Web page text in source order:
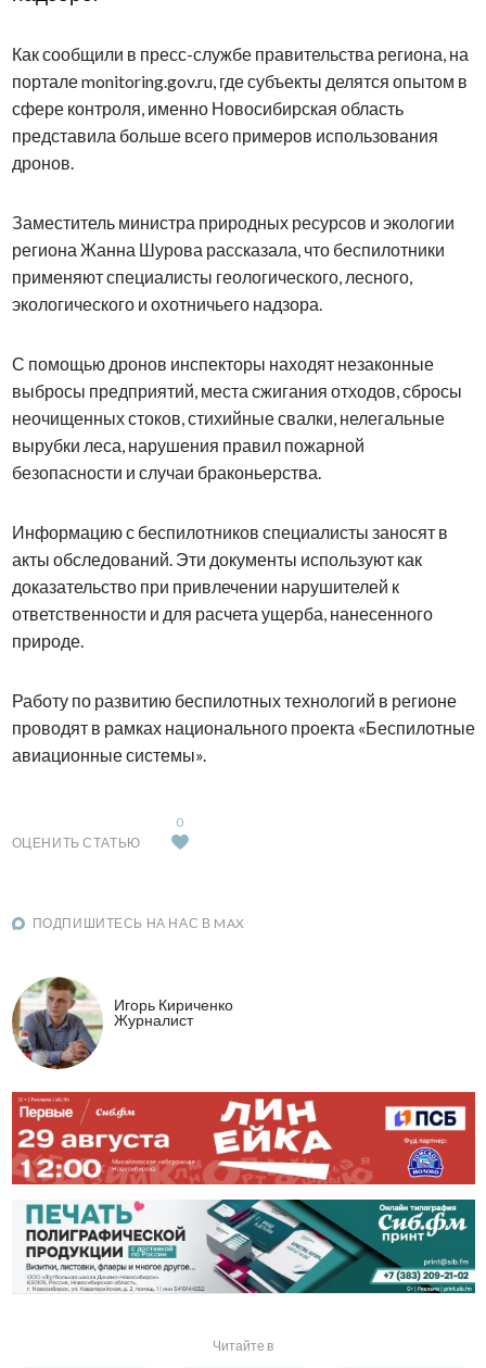
Как сообщили в пресс-службе правительства региона, на
портале monitoring.gov.ru, где субъекты делятся опытом в
сфере контроля, именно Новосибирская область
представила больше всего примеров использования
дронов.
Заместитель министра природных ресурсов и экологии
региона Жанна Шурова рассказала, что беспилотники
применяют специалисты геологического, лесного,
экологического и охотничьего надзора.
С помощью дронов инспекторы находят незаконные
выбросы предприятий, места сжигания отходов, сбросы
неочищенных стоков, стихийные свалки, нелегальные
вырубки леса, нарушения правил пожарной
безопасности и случаи браконьерства.
Информацию с беспилотников специалисты заносят в
акты обследований. Эти документы используют как
доказательство при привлечении нарушителей к
ответственности и для расчета ущерба, нанесенного
природе.
Работу по развитию беспилотных технологий в регионе
проводят в рамках национального проекта «Беспилотные
авиационные системы».
ОЦЕНИТЬ СТАТЬЮ
0
ПОДПИШИТЕСЬ НА НАС В MAX
Игорь Кириченко
Журналист
Читайте в